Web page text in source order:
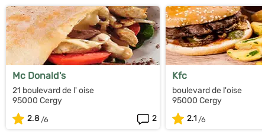
Mc Donald's
21 boulevard de l' oise
95000 Cergy
2.8
2
Kfc
boulevard de l'oise
95000 Cergy
2.1